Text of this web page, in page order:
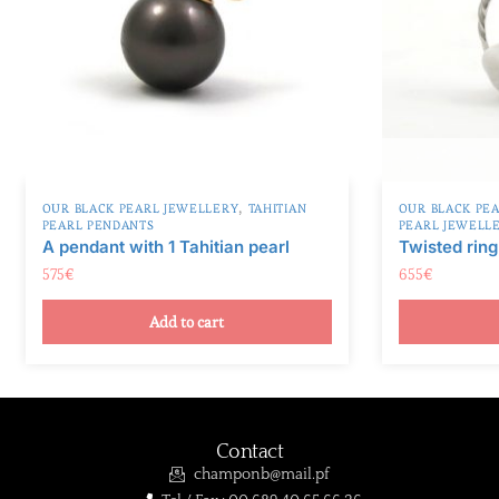
OUR BLACK PEARL JEWELLERY, TAHITIAN
PEARL PENDANTS
A pendant with 1 Tahitian pearl
575€
Add to cart
OUR BLACK
PEARL
Twisted
655€
Contact
champonb@mail.pf